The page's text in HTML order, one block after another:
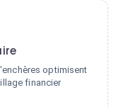
optimisent
financier